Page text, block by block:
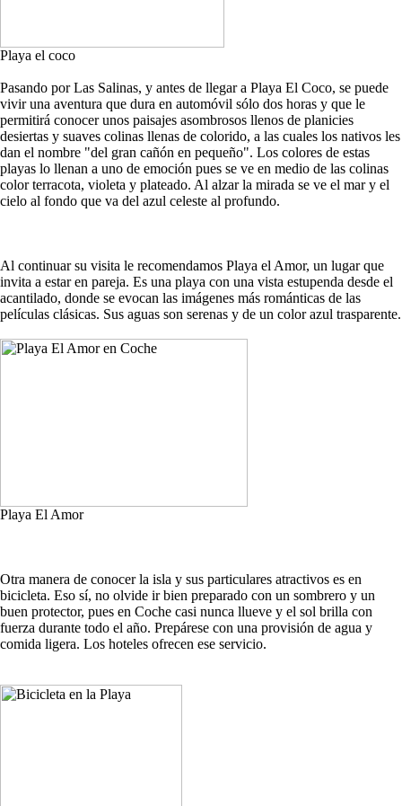
Playa el coco
Pasando por Las Salinas, y antes de llegar a Playa El Coco, se puede
vivir una aventura que dura en automóvil sólo dos horas y que le
permitirá conocer unos paisajes asombrosos llenos de planicies
desiertas y suaves colinas llenas de colorido, a las cuales los nativos les
dan el nombre "del gran cañón en pequeño". Los colores de estas
playas lo llenan a uno de emoción pues se ve en medio de las colinas
color terracota, violeta y plateado. Al alzar la mirada se ve el mar y el
cielo al fondo que va del azul celeste al profundo.
Al continuar su visita le recomendamos Playa el Amor, un lugar que
invita a estar en pareja. Es una playa con una vista estupenda desde el
acantilado, donde se evocan las imágenes más románticas de las
películas clásicas. Sus aguas son serenas y de un color azul trasparente.
Playa El Amor
Otra manera de conocer la isla y sus particulares atractivos es en
bicicleta. Eso sí, no olvide ir bien preparado con un sombrero y un
buen protector, pues en Coche casi nunca llueve y el sol brilla con
fuerza durante todo el año. Prepárese con una provisión de agua y
comida ligera. Los hoteles ofrecen ese servicio.